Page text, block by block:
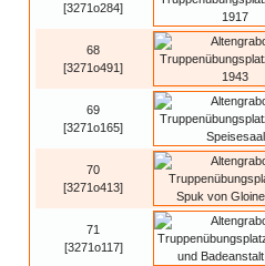
[3271o284]
68
[3271o491]
69
[3271o165]
70
[3271o413]
71
[3271o117]